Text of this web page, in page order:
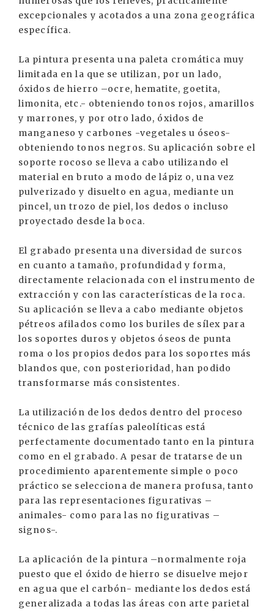
excepcionales y acotados a una zona geográfica
específica.
La pintura presenta una paleta cromática muy
limitada en la que se utilizan, por un lado,
óxidos de hierro –ocre, hematite, goetita,
limonita, etc.- obteniendo tonos rojos, amarillos
y marrones, y por otro lado, óxidos de
manganeso y carbones -vegetales u óseos-
obteniendo tonos negros. Su aplicación sobre el
soporte rocoso se lleva a cabo utilizando el
material en bruto a modo de lápiz o, una vez
pulverizado y disuelto en agua, mediante un
pincel, un trozo de piel, los dedos o incluso
proyectado desde la boca.
El grabado presenta una diversidad de surcos
en cuanto a tamaño, profundidad y forma,
directamente relacionada con el instrumento de
extracción y con las características de la roca.
Su aplicación se lleva a cabo mediante objetos
pétreos afilados como los buriles de sílex para
los soportes duros y objetos óseos de punta
roma o los propios dedos para los soportes más
blandos que, con posterioridad, han podido
transformarse más consistentes.
La utilización de los dedos dentro del proceso
técnico de las grafías paleolíticas está
perfectamente documentado tanto en la pintura
como en el grabado. A pesar de tratarse de un
procedimiento aparentemente simple o poco
práctico se selecciona de manera profusa, tanto
para las representaciones figurativas –
animales- como para las no figurativas –
signos-.
La aplicación de la pintura –normalmente roja
puesto que el óxido de hierro se disuelve mejor
en agua que el carbón- mediante los dedos está
generalizada a todas las áreas con arte parietal